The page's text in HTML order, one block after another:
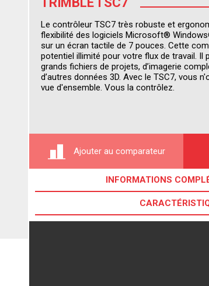
Le contrôleur TSC7 très robuste et
flexibilité des logiciels Microsoft®
sur un écran tactile de 7 pouces. Cette
potentiel illimité pour votre flux de travail. Il
grands fichiers de projets, d’imagerie
d’autres données 3D. Avec le TSC7, vous
vue d'ensemble. Vous la contrôlez.
Ajouter au comparateur
INFORMATIONS COMPL